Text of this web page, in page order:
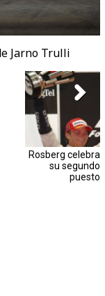
Jarno Trulli
Rosberg celebra
su segundo
puesto